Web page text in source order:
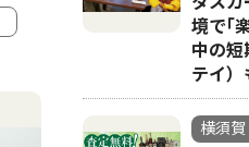
4
境で｢
中の短
テイ）
横須